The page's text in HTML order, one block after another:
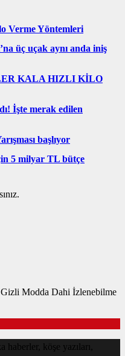
Verme Yöntemleri
üç uçak aynı anda iniş
KALA HIZLI KİLO
İşte merak edilen
başlıyor
5 milyar TL bütçe
Gizli Modda Dahi İzlenebilme
haberler, köşe yazıları,